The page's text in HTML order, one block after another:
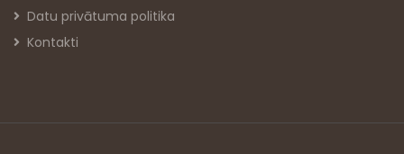
Datu privātuma politika
Kontakti